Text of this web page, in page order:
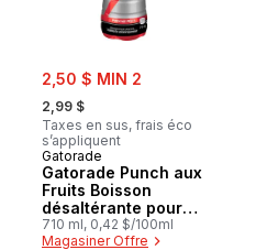
sale:
2,50 $ MIN 2
, formerly:
2,99 $
Taxes en sus, frais éco
s’appliquent
Gatorade
Gatorade Punch aux
Fruits Boisson
désaltérante pour
sportifs
710 ml, 0,42 $/100ml
Magasiner Offre